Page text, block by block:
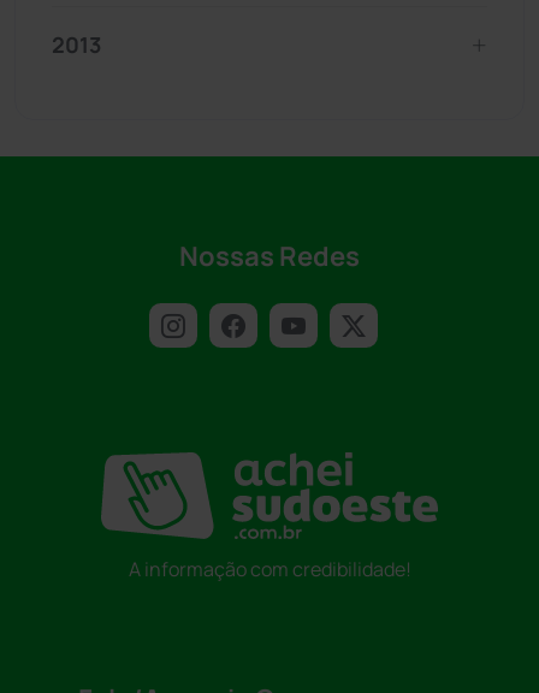
2013
Nossas Redes
A informação com credibilidade!